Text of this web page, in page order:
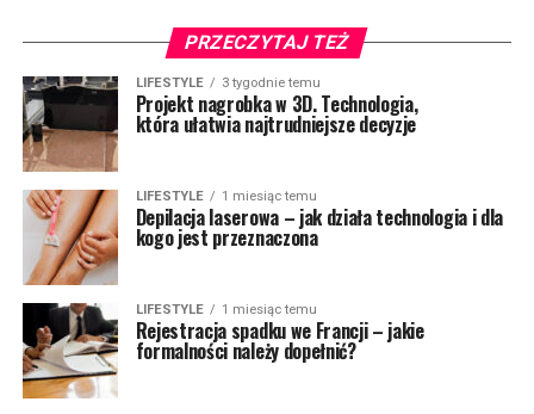
PRZECZYTAJ TEŻ
LIFESTYLE 3 tygodnie temu
Projekt nagrobka w 3D. Technologia,
która ułatwia najtrudniejsze decyzje
LIFESTYLE 1 miesiąc temu
Depilacja laserowa – jak działa technologia i dla
kogo jest przeznaczona
LIFESTYLE 1 miesiąc temu
Rejestracja spadku we Francji – jakie
formalności należy dopełnić?